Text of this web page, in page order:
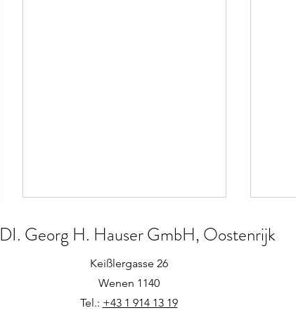
Weinklimaschrank
DI. Georg H. Hauser GmbH, Oostenrijk
Keißlergasse 26
Wenen 1140
Tel.: +43 1 914 13 19